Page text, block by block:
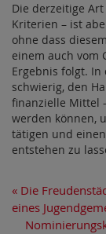
Die derzeitige
Kriterien – ist
ohne dass
einem auch vom
Ergebnis folgt.
schwierig, den
finanzielle Mittel
werden können,
tätigen und
entstehen zu
« Die
eines